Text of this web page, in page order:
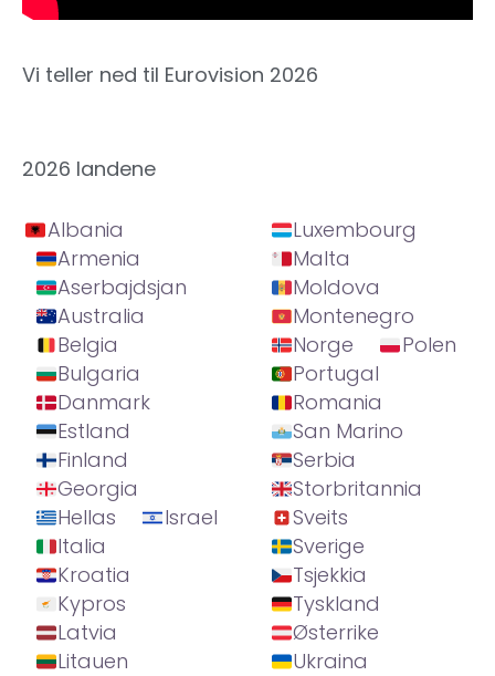
Vi teller ned til Eurovision 2026
2026 landene
Albania
Armenia
Aserbajdsjan
Australia
Belgia
Bulgaria
Danmark
Estland
Finland
Georgia
Hellas
Israel
Italia
Kroatia
Kypros
Latvia
Litauen
Luxembourg
Malta
Moldova
Montenegro
Norge
Polen
Portugal
Romania
San Marino
Serbia
Storbritannia
Sveits
Sverige
Tsjekkia
Tyskland
Østerrike
Ukraina